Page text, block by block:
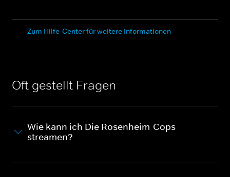
Zum Hilfe-Center für weitere Informationen
Oft gestellt Fragen
Wie kann ich Die Rosenheim-Cops
streamen?